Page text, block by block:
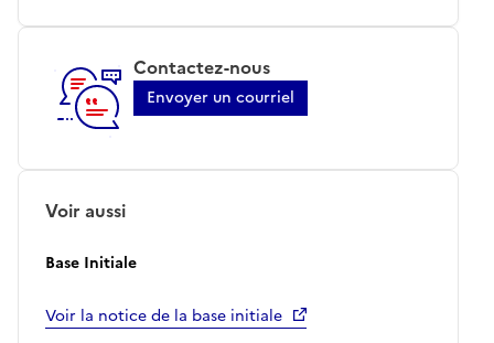
Contactez-nous
Envoyer un courriel
Voir aussi
Base Initiale
Voir la notice de la base initiale